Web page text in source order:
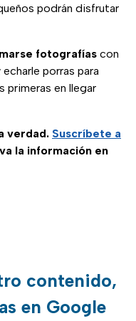
podrán disfrutar
fotografías con
porras para
primeras en llegar
verdad. Suscríbete a
la información en
contenido,
en Google